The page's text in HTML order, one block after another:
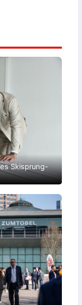
Skisprung-